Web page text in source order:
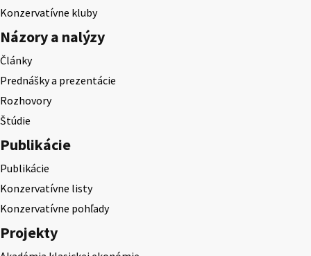
Konzervatívne kluby
Názory a nalýzy
Články
Prednášky a prezentácie
Rozhovory
Štúdie
Publikácie
Publikácie
Konzervatívne listy
Konzervatívne pohľady
Projekty